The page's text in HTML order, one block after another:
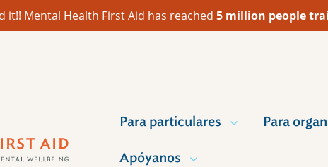
it!! Mental Health First Aid has reached 5 million people
Para particulares Para
Apóyanos